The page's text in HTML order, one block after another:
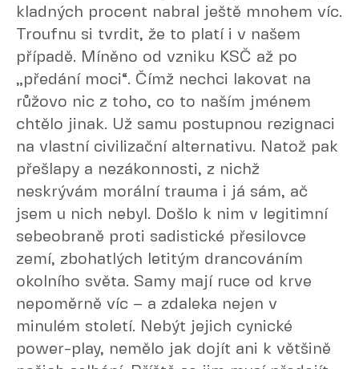
kladných procent nabral ještě mnohem víc.
Troufnu si tvrdit, že to platí i v našem
případě. Míněno od vzniku KSČ až po
„předání moci“. Čímž nechci lakovat na
růžovo nic z toho, co to naším jménem
chtělo jinak. Už samu postupnou rezignaci
na vlastní civilizační alternativu. Natož pak
přešlapy a nezákonnosti, z nichž
neskrývám morální trauma i já sám, ač
jsem u nich nebyl. Došlo k nim v legitimní
sebeobraně proti sadistické přesilovce
zemí, zbohatlých letitým drancováním
okolního světa. Samy mají ruce od krve
nepoměrně víc – a zdaleka nejen v
minulém století. Nebýt jejich cynické
power-play, nemělo jak dojít ani k většině